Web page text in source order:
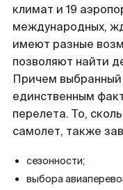
климат и 19
международных,
имеют разные
позволяют найти
Причем
единственным
перелета. То,
самолет, также
сезонности;
выбора